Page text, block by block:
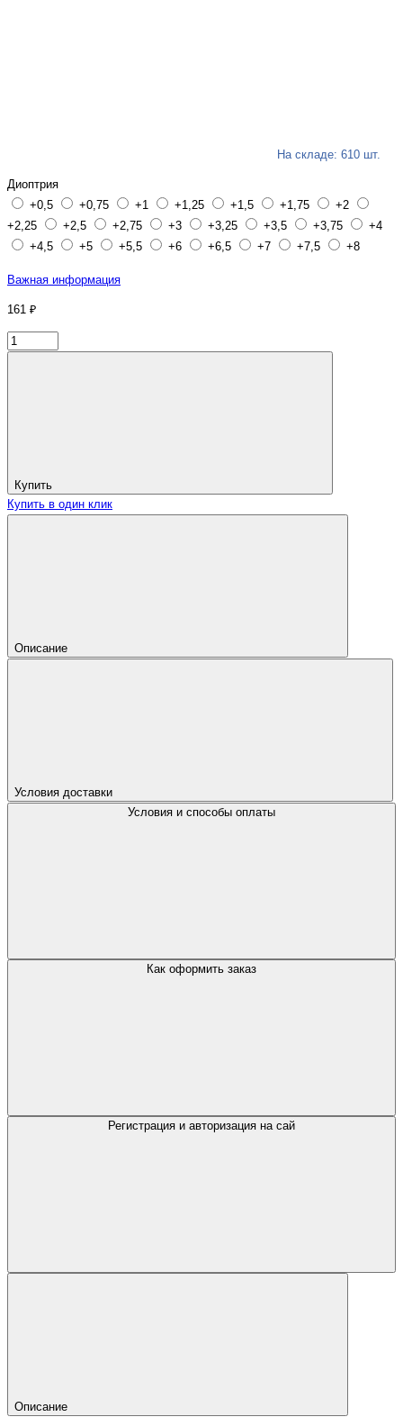
На складе: 610 шт.
Диоптрия
+0,5
+0,75 +1 +1,25 +1,5 +1,75
+2
+2,25
+2,5 +2,75 +3 +3,25 +3,5 +3,75
+4
+4,5
+5 +5,5 +6 +6,5 +7 +7,5 +8
Важная информация
161 ₽
Купить
Купить в один клик
Описание
Условия доставки
Условия и способы оплаты
Как оформить заказ
Регистрация и авторизация на сай
Описание